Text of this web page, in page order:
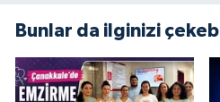
Bunlar da ilginizi